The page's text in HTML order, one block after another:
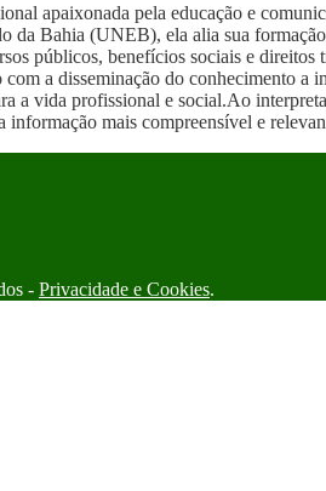
apaixonada pela educação e
da Bahia (UNEB), ela alia sua
públicos, benefícios sociais e
a disseminação do conhecimento
a vida profissional e social.Ao
informação mais compreensível e
- Privacidade e Cookies.